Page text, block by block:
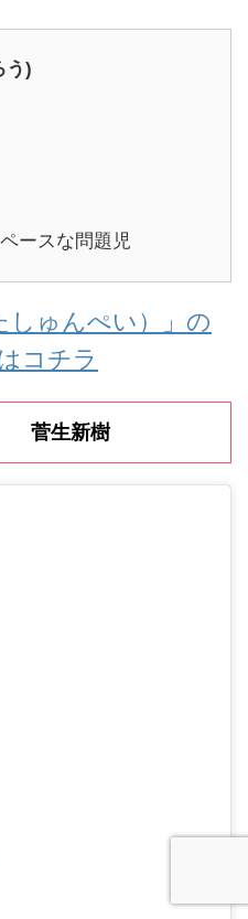
う)
ースな問題児
しゅんぺい）」の
コチラ
) 菅生新樹